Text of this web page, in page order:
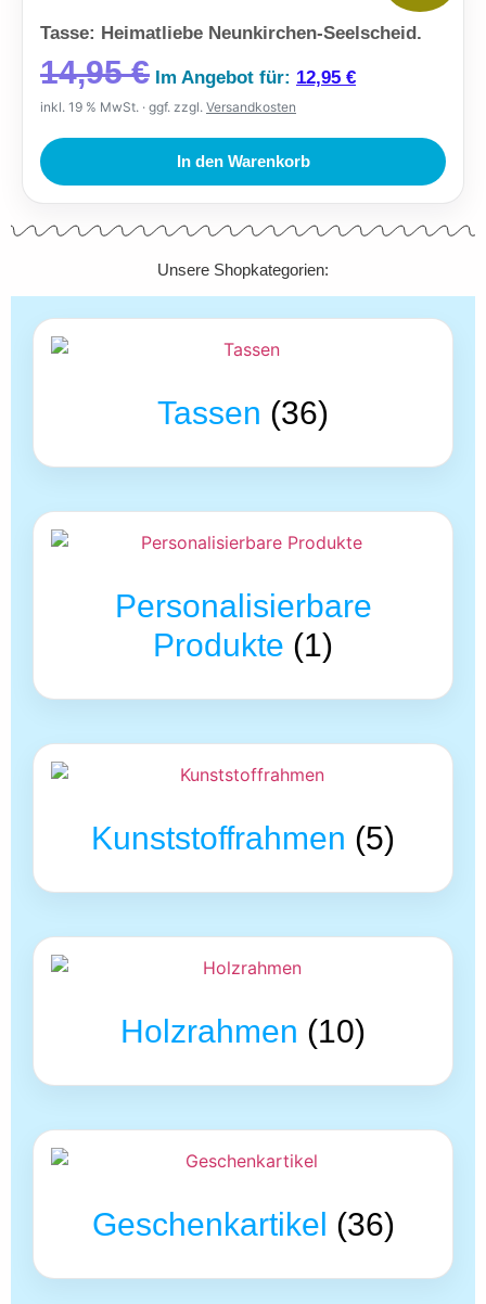
Tasse: Heimatliebe Neunkirchen-Seelscheid.
14,95€ Im Angebot für: 12,95 €
inkl. 19 % MwSt. ggf. zzgl. Versandkosten
In den Warenkorb
Unsere Shopkategorien:
Tassen (36)
Personalisierbare
Produkte (1)
Kunststoffrahmen (5)
Holzrahmen (10)
Geschenkartikel (36)